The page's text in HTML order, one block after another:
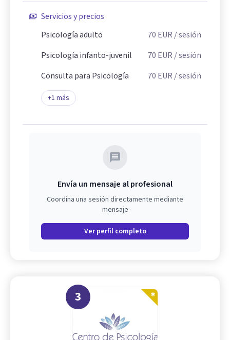
Servicios y precios
Psicología adulto
70 EUR / sesión
Psicología infanto-juvenil
70 EUR / sesión
Consulta para Psicología
70 EUR / sesión
+1 más
Envía un mensaje al profesional
Coordina una sesión directamente mediante
mensaje
Ver perfil completo
3